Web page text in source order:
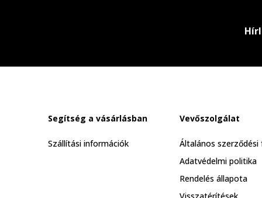
Segítség a vásárlásban
Szállítási információk
Vevőszolgálat
Általános
Adatvédelmi politika
Rendelés állapota